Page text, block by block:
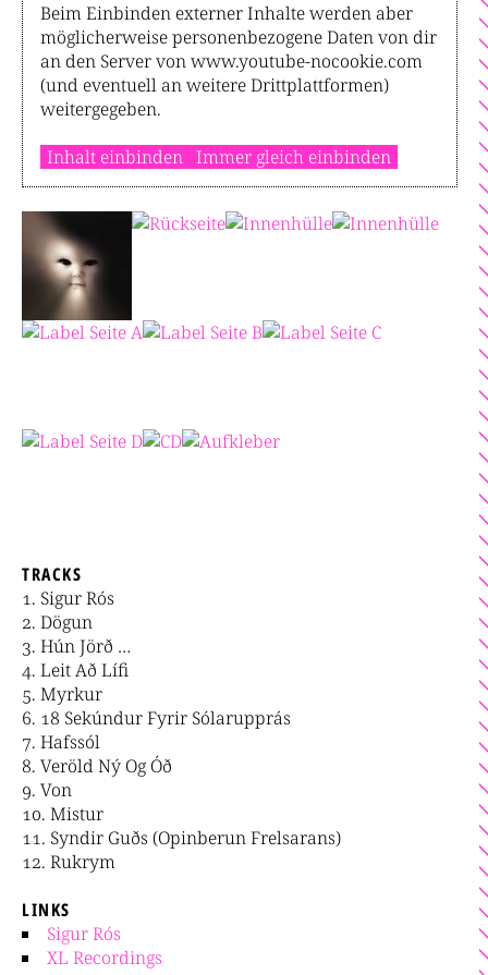
Beim Einbinden externer Inhalte werden aber
möglicherweise personenbezogene Daten von dir
an den Server von www.youtube-nocookie.com
(und eventuell an weitere Drittplattformen)
weitergegeben.
Inhalt einbinden Immer gleich einbinden
TRACKS
Sigur Rós
Dögun
Hún Jörð …
Leit Að Lífi
Myrkur
18 Sekúndur Fyrir Sólarupprás
Hafssól
Veröld Ný Og Óð
Von
Mistur
Syndir Guðs (Opinberun Frelsarans)
Rukrym
LINKS
Sigur Rós
XL Recordings